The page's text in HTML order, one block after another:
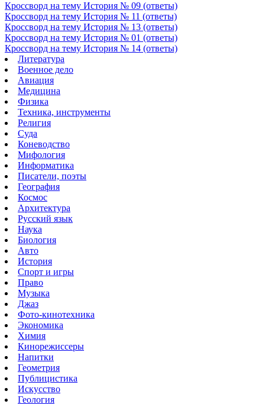
Кроссворд на тему История № 09 (ответы)
Кроссворд на тему История № 11 (ответы)
Кроссворд на тему История № 13 (ответы)
Кроссворд на тему История № 01 (ответы)
Кроссворд на тему История № 14 (ответы)
Литература
Военное дело
Авиация
Медицина
Физика
Техника, инструменты
Религия
Суда
Коневодство
Мифология
Информатика
Писатели, поэты
География
Космос
Архитектура
Русский язык
Наука
Биология
Авто
История
Спорт и игры
Право
Музыка
Джаз
Фото-кинотехника
Экономика
Химия
Кинорежиссеры
Напитки
Геометрия
Публицистика
Искусство
Геология